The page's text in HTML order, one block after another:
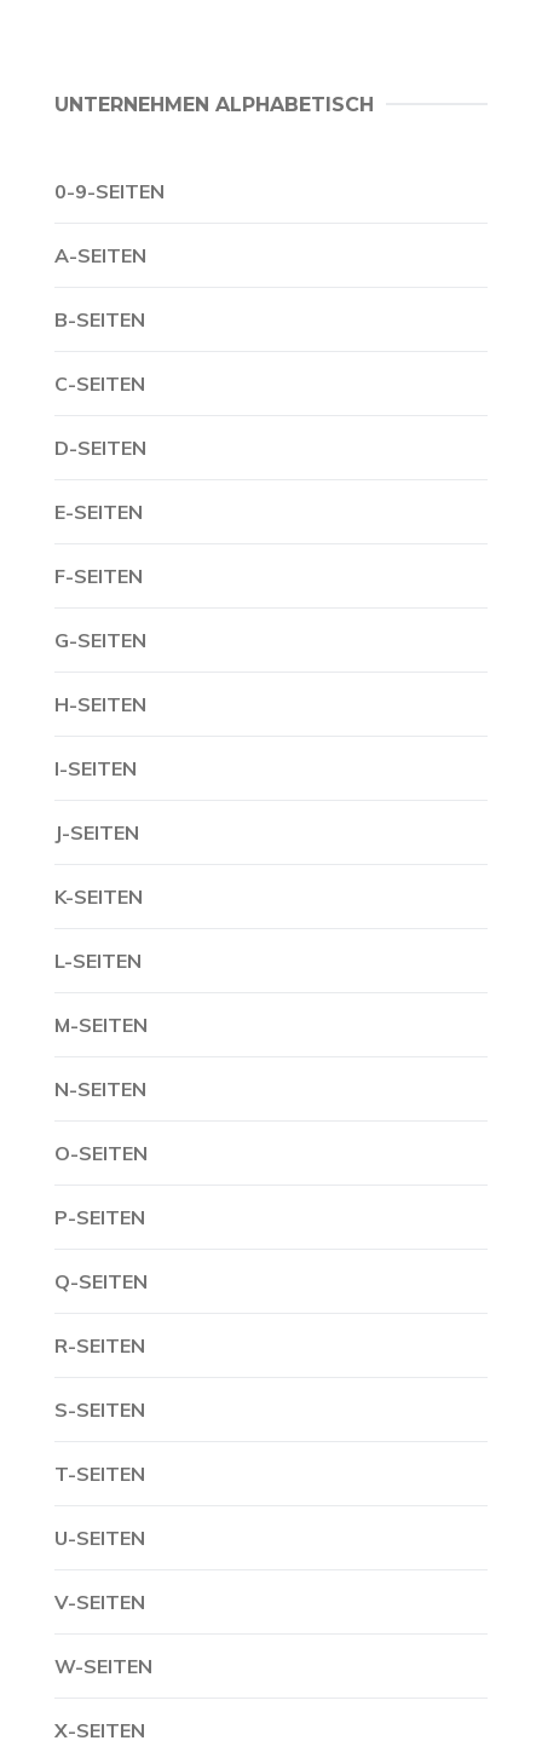
UNTERNEHMEN ALPHABETISCH
0-9-SEITEN
A-SEITEN
B-SEITEN
C-SEITEN
D-SEITEN
E-SEITEN
F-SEITEN
G-SEITEN
H-SEITEN
I-SEITEN
J-SEITEN
K-SEITEN
L-SEITEN
M-SEITEN
N-SEITEN
O-SEITEN
P-SEITEN
Q-SEITEN
R-SEITEN
S-SEITEN
T-SEITEN
U-SEITEN
V-SEITEN
W-SEITEN
X-SEITEN